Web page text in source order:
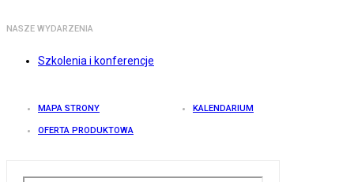
NASZE WYDARZENIA
Szkolenia i konferencje
MAPA STRONY KALENDARIUM
OFERTA PRODUKTOWA